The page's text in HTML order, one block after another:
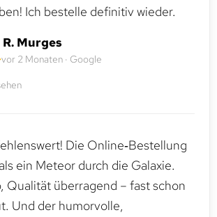
Ich bestelle definitiv wieder.
Murges
vor 2 Monaten · Google
Die Online‑Bestellung
ein Meteor durch die Galaxie.
Qualität überragend – fast schon
Und der humorvolle,